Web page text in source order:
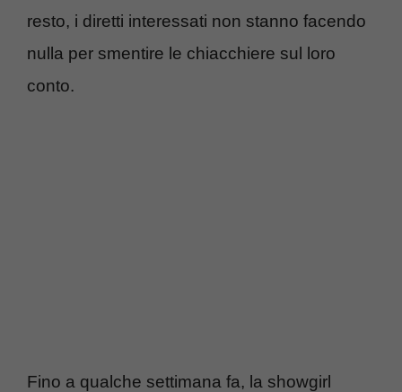
resto, i diretti interessati non stanno facendo
nulla per smentire le chiacchiere sul loro
conto.
Fino a qualche settimana fa, la showgirl